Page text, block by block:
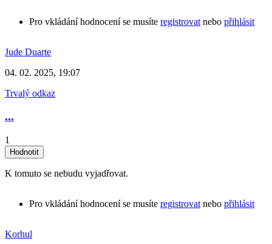
Pro vkládání hodnocení se musíte registrovat nebo přihlásit
Jude Duarte
04. 02. 2025, 19:07
Trvalý odkaz
...
1
K tomuto se nebudu vyjadřovat.
Pro vkládání hodnocení se musíte registrovat nebo přihlásit
Korhul